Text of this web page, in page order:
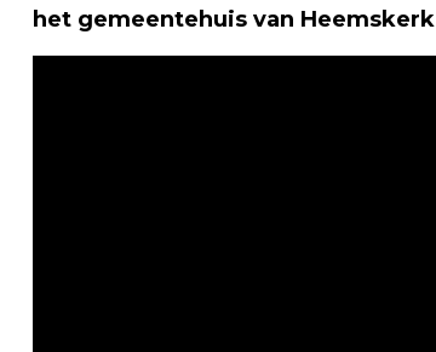
het gemeentehuis van Heemskerk